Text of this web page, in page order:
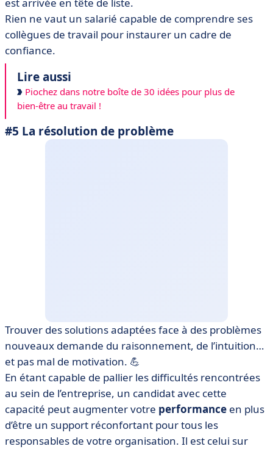
Rien ne vaut un salarié capable de comprendre ses
collègues de travail pour instaurer un cadre de
confiance.
Lire aussi
Piochez dans notre boîte de 30 idées pour plus de
bien-être au travail !
#5 La résolution de problème
Trouver des solutions adaptées face à des problèmes
nouveaux demande du raisonnement, de l’intuition…
et pas mal de motivation. 💪
En étant capable de pallier les difficultés rencontrées
au sein de l’entreprise, un candidat avec cette
capacité peut augmenter votre performance en plus
d’être un support réconfortant pour tous les
responsables de votre organisation. Il est celui sur